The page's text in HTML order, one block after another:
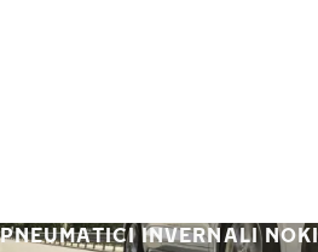
PNEUMATICI INVERNALI